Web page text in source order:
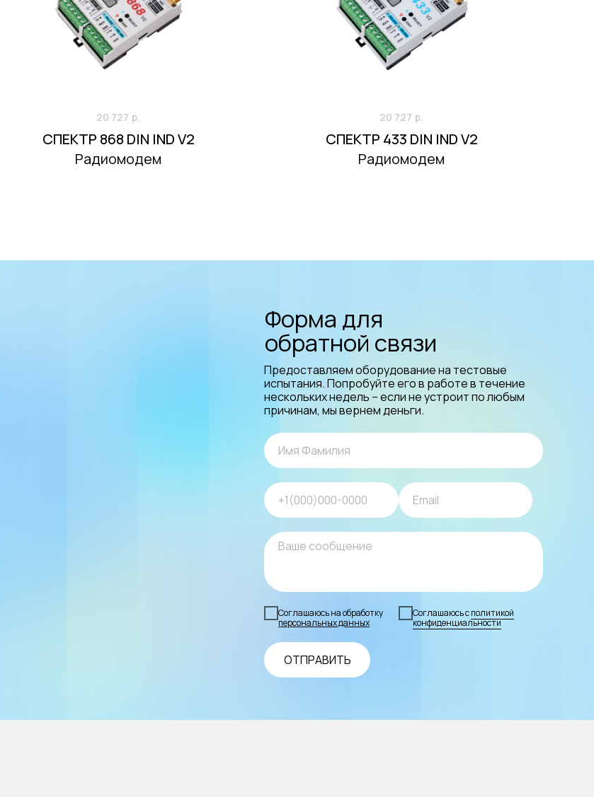
20 727 р.
СПЕКТР 868 DIN IND V2
Радиомодем
20 727 р.
СПЕКТР 433 DIN IND V2
Радиомодем
Соглашаюсь на обработку
персональных данных
Соглашаюсь сполитикой
конфиденциальности
ОТПРАВИТЬ
Предоставляем оборудование на тестовые
испытания. Попробуйте его в работе в течение
нескольких недель – если не устроит по любым
причинам, мы вернем деньги.
Форма для
обратной связи